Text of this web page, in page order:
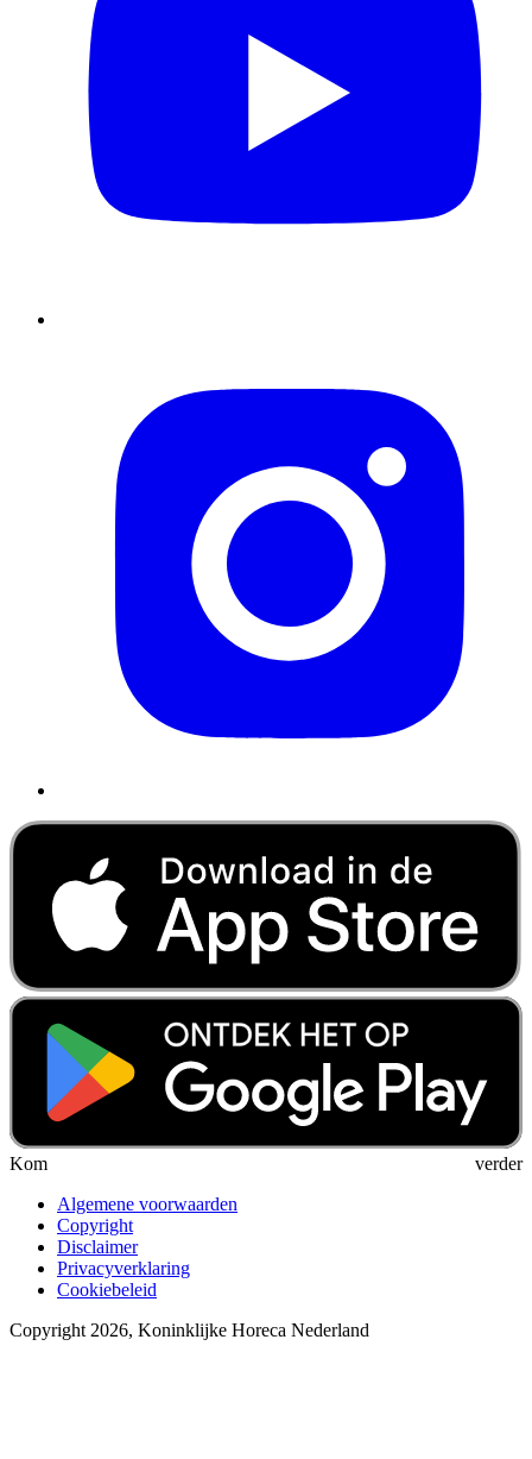
Kom verder
Algemene voorwaarden
Copyright
Disclaimer
Privacyverklaring
Cookiebeleid
Copyright 2026, Koninklijke Horeca Nederland